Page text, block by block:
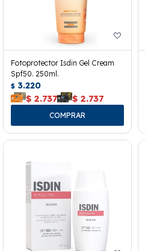
Fotoprotector Isdin Gel Cream
Spf50. 250ml.
$ 3.220
$ 2.737 $ 2.737